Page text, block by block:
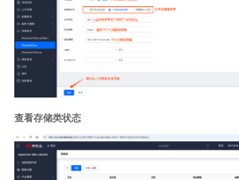
查看存储类状态